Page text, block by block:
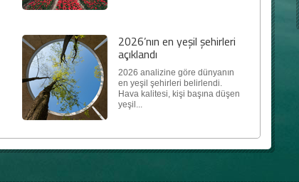
2026’nın en yeşil şehirleri
açıklandı
2026 analizine göre dünyanın
en yeşil şehirleri belirlendi.
Hava kalitesi, kişi başına düşen
yeşil...